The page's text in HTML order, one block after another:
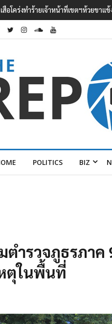
‘มิน ออง ไลง์’ เยือนไทย ขึงป้าย ‘ไม่
POLITICS BIZ
ตำรวจภูธรภา
ตุในพื้นที่